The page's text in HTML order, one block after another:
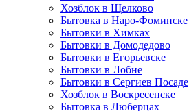
Хозблок в Щелково
Бытовка в Наро-Фоминске
Бытовки в Химках
Бытовки в Домодедово
Бытовки в Егорьевске
Бытовки в Лобне
Бытовки в Сергиев Посаде
Хозблок в Воскресенске
Бытовка в Люберцах